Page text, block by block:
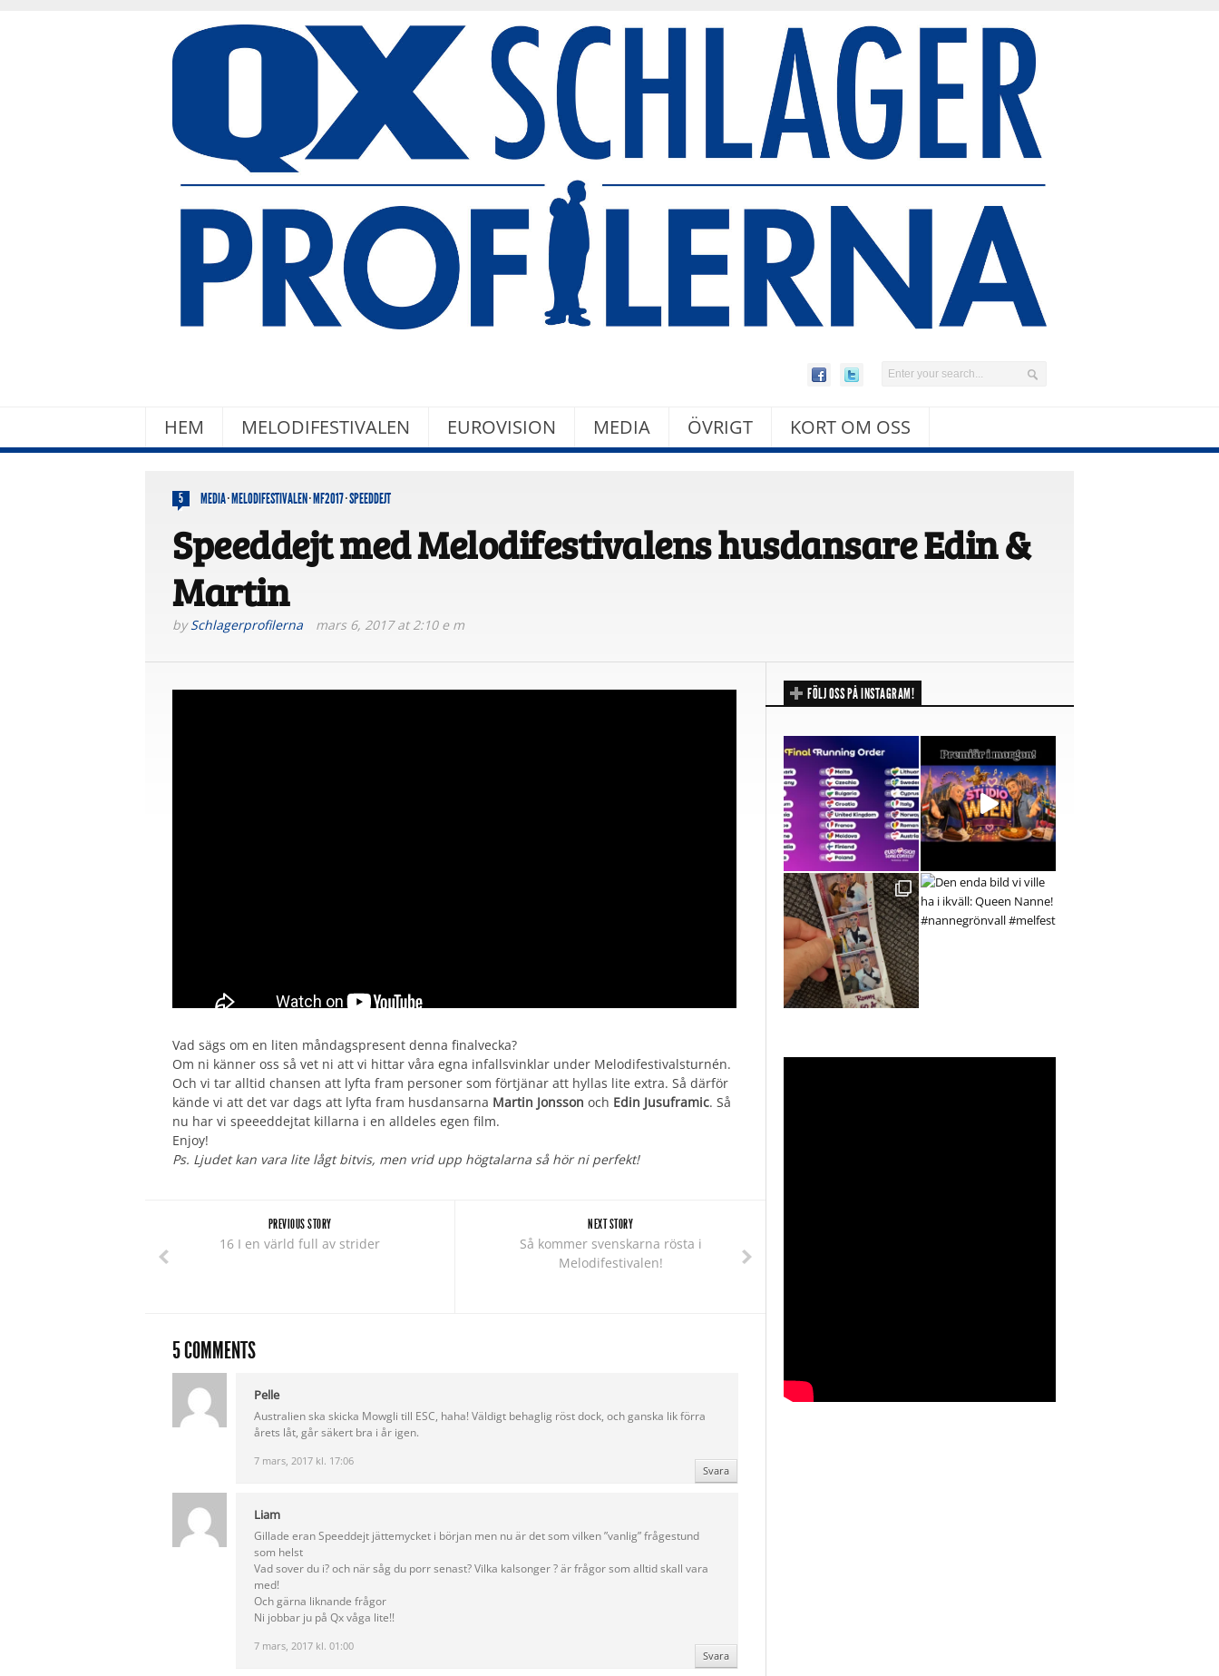
HEM MELODIFESTIVALEN EUROVISION MEDIA ÖVRIGT KORT OM OSS
5 MEDIA·MELODIFESTIVALEN·MF2017·SPEEDDEJT
Speeddejt med Melodifestivalens husdansare Edin &
Martin
bySchlagerprofilerna mars 6, 2017 at 2:10 e m
Vad sägs om en liten måndagspresent denna finalvecka?
Om ni känner oss så vet ni att vi hittar våra egna infallsvinklar under Melodifestivalsturnén.
Och vi tar alltid chansen att lyfta fram personer som förtjänar att hyllas lite extra. Så därför
kände vi att det var dags att lyfta fram husdansarna Martin Jonsson och Edin Jusuframic. Så
nu har vi speeeddejtat killarna i en alldeles egen film.
Enjoy!
Ps. Ljudet kan vara lite lågt bitvis, men vrid upp högtalarna så hör ni perfekt!
PREVIOUS STORY
16 I en värld full av strider
NEXT STORY
Så kommer svenskarna rösta i
Melodifestivalen!
5 COMMENTS
Pelle
7 mars, 2017 kl. 17:06
Australien ska skicka Mowgli till ESC, haha! Väldigt behaglig röst dock, och ganska lik förra
årets låt, går säkert bra i år igen.
Svara
Liam
7 mars, 2017 kl. 01:00
Gillade eran Speeddejt jättemycket i början men nu är det som vilken ”vanlig” frågestund
som helst
Vad sover du i? och när såg du porr senast? Vilka kalsonger ? är frågor som alltid skall vara
med!
Och gärna liknande frågor
Ni jobbar ju på Qx våga lite!!
Svara
FÖLJ OSS PÅ INSTAGRAM!